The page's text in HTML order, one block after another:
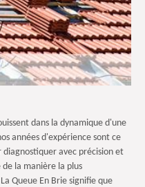
dans la dynamique d'une
années d'expérience sont ce
diagnostiquer avec précision et
la manière la plus
Queue En Brie signifie que